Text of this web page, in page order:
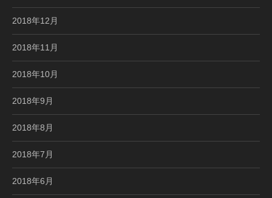
2018年12月
2018年11月
2018年10月
2018年9月
2018年8月
2018年7月
2018年6月